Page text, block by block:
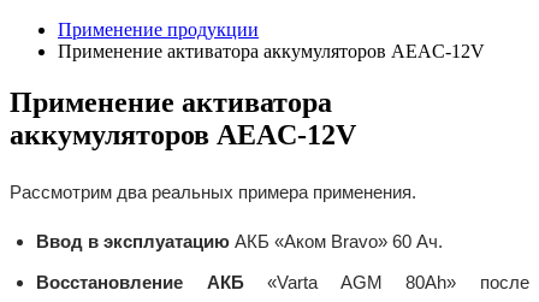
Применение продукции
Применение активатора аккумуляторов AEAC-12V
Применение активатора
аккумуляторов AEAC-12V
Рассмотрим два реальных примера применения.
Ввод в эксплуатацию АКБ «Аком Bravo» 60 Ач.
Восстановление АКБ«Varta AGM 80Ah» после